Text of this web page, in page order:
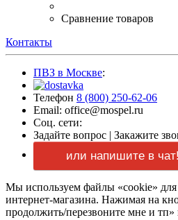
Сравнение товаров
Контакты
ПВЗ в Москве:
Телефон 8 (800) 250-62-06
Email: office@mospel.ru
Соц. сети:
Задайте вопрос | Закажите
или напишите в чат!
Мы используем файлы «cookie»
интернет-магазина. Нажимая на
продолжить/перезвоните мне и тп»